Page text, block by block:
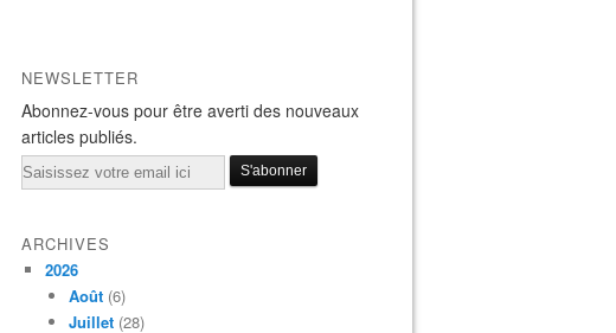
NEWSLETTER
Abonnez-vous pour être averti des nouveaux
articles publiés.
Email
ARCHIVES
2026
Août (6)
Juillet (28)